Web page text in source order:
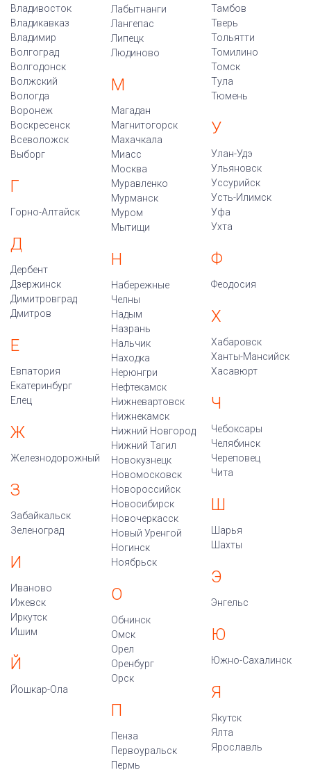
Владивосток
Владикавказ
Владимир
Волгоград
Волгодонск
Волжский
Вологда
Воронеж
Воскресенск
Всеволожск
Выборг
Г
Горно-Алтайск
Д
Дербент
Дзержинск
Димитровград
Дмитров
Е
Евпатория
Екатеринбург
Елец
Ж
Железнодорожный
З
Забайкальск
Зеленоград
И
Иваново
Ижевск
Иркутск
Ишим
Й
Йошкар-Ола
Лабытнанги
Лангепас
Липецк
Людиново
М
Магадан
Магнитогорск
Махачкала
Миасс
Москва
Муравленко
Мурманск
Муром
Мытищи
Н
Набережные
Челны
Надым
Назрань
Нальчик
Находка
Нерюнгри
Нефтекамск
Нижневартовск
Нижнекамск
Нижний Новгород
Нижний Тагил
Новокузнецк
Новомосковск
Новороссийск
Новосибирск
Новочеркасск
Новый Уренгой
Ногинск
Ноябрьск
О
Обнинск
Омск
Орел
Оренбург
Орск
П
Пенза
Первоуральск
Пермь
Тамбов
Тверь
Тольятти
Томилино
Томск
Тула
Тюмень
У
Улан-Удэ
Ульяновск
Уссурийск
Усть-Илимск
Уфа
Ухта
Ф
Феодосия
Х
Хабаровск
Ханты-Мансийск
Хасавюрт
Ч
Чебоксары
Челябинск
Череповец
Чита
Ш
Шарья
Шахты
Э
Энгельс
Ю
Южно-Сахалинск
Я
Якутск
Ялта
Ярославль